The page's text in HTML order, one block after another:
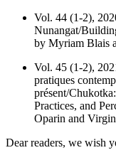
Vol. 44 (1-2),
Nunangat/
by Myriam Blais
Vol. 45 (1-2),
pratiques
présent/
Practices, and
Oparin and
Dear readers, we wish